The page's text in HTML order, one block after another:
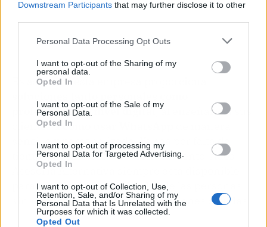
Downstream Participants that may further disclose it to other
Personal Data Processing Opt Outs
I want to opt-out of the Sharing of my
personal data.
Opted In
I want to opt-out of the Sale of my
Personal Data.
Opted In
I want to opt-out of processing my
Personal Data for Targeted Advertising.
Opted In
I want to opt-out of Collection, Use,
Retention, Sale, and/or Sharing of my
Personal Data that Is Unrelated with the
Purposes for which it was collected.
Opted Out
Es así como esta empresa proporciona
profesionales a nivel digital, al enseñarle a sus
clientes a cómo usar WhatsApp
sencilla y personalizada. Ya sea por falta de
tiempo, desinterés o desconocimiento, Ados
Asesoría Alternativa siempre está disponible
para atender las necesidades de las personas
sin importar su edad, sus limitaciones o dudas.